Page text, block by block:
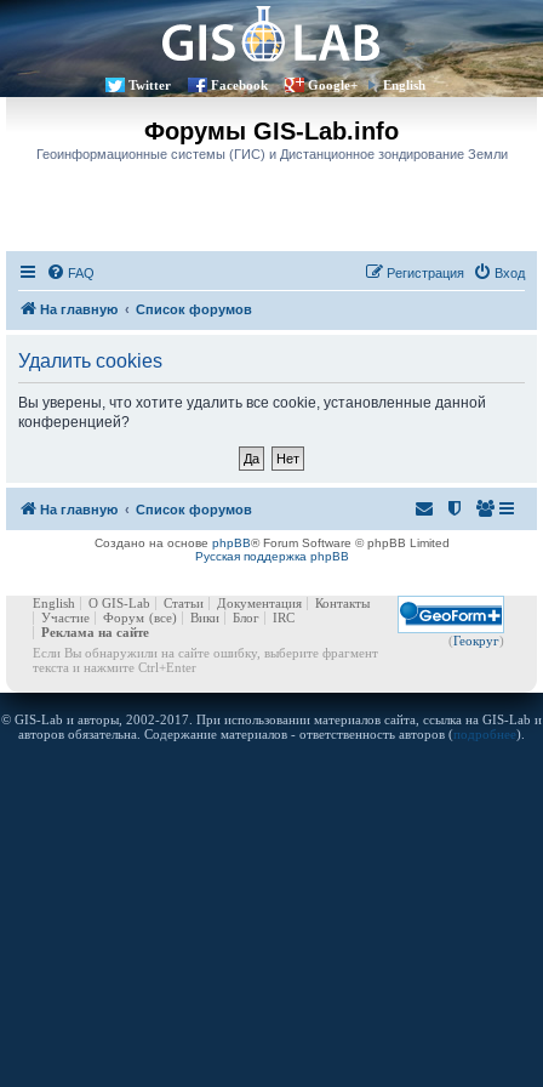
Twitter Facebook Google+ English
Форумы GIS-Lab.info
Геоинформационные системы (ГИС) и Дистанционное зондирование Земли
FAQ Вход
Регистрация
На главную Список форумов
Удалить cookies
Вы уверены, что хотите удалить все cookie, установленные данной
конференцией?
На главную Список форумов
Создано на основе phpBB® Forum Software © phpBB Limited
Русская поддержка phpBB
(Геокруг)
English О GIS-Lab Статьи Документация
Контакты
Участие
Форум (все) Вики Блог
IRC
Реклама на сайте
Если Вы обнаружили на сайте ошибку, выберите фрагмент
текста и нажмите Ctrl+Enter
© GIS-Lab и авторы, 2002-2017. При использовании материалов сайта, ссылка на GIS-Lab и
авторов обязательна. Содержание материалов - ответственность авторов (подробнее).